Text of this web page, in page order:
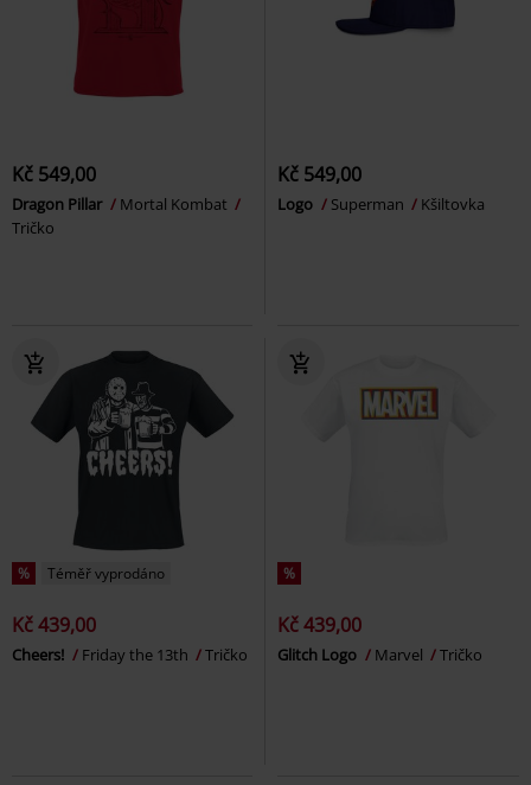
Kč 549,00
Dragon Pillar
Mortal Kombat
Tričko
Kč 549,00
Logo Superman Kšiltovka
% Téměř vyprodáno
Kč 439,00
Cheers! Friday the 13th Tričko
%
Kč 439,00
Glitch Logo Marvel Tričko